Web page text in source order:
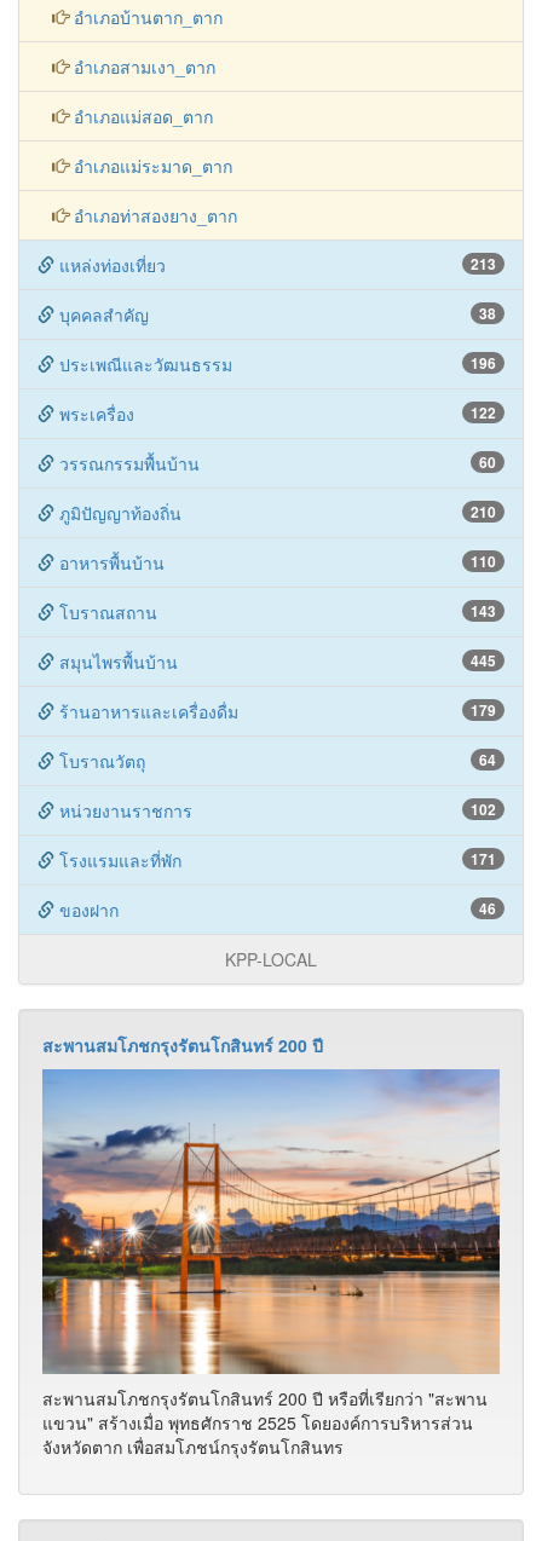
อำเภอแม่สอด_ตาก
อำเภอแม่ระมาด_ตาก
อำเภอท่าสองยาง_ตาก
213
แหล่งท่องเที่ยว
38
บุคคลสำคัญ
196
ประเพณีและวัฒนธรรม
122
พระเครื่อง
60
วรรณกรรมพื้นบ้าน
210
ภูมิปัญญาท้องถิ่น
110
อาหารพื้นบ้าน
143
โบราณสถาน
445
สมุนไพรพื้นบ้าน
179
ร้านอาหารและเครื่องดื่ม
64
โบราณวัตถุ
102
หน่วยงานราชการ
171
โรงแรมและที่พัก
46
ของฝาก
KPP-LOCAL
สะพานสมโภชกรุงรัตนโกสินทร์ 200 ปี หรือที่เรียกว่า "สะพาน
แขวน" สร้างเมื่อ พุทธศักราช 2525 โดยองค์การบริหารส่วน
จังหวัดตาก เพื่อสมโภชน์กรุงรัตนโกสินทร
ประเพณีการเกิด